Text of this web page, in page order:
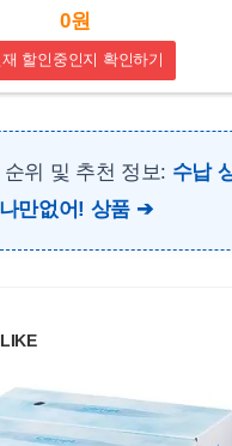
0원
재 할인중인지 확인하기
위 및 추천 정보: 수납
나만없어! 상품